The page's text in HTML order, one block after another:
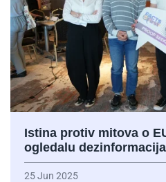
Istina protiv mitova o
ogledalu dezinformacija
25 Jun 2025